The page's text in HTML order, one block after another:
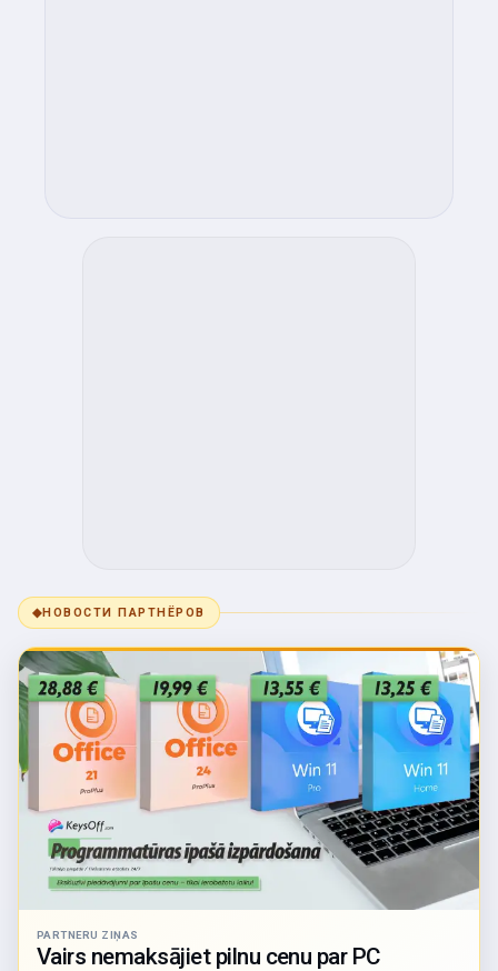
◆НОВОСТИ ПАРТНЁРОВ
PARTNERU ZIŅAS
Vairs nemaksājiet pilnu cenu par PC